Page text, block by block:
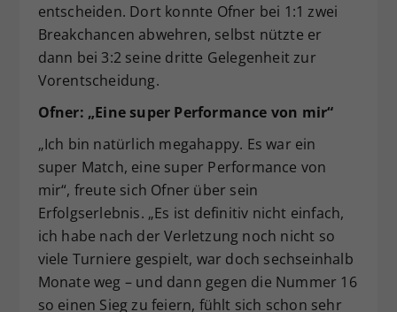
entscheiden. Dort konnte Ofner bei 1:1 zwei
Breakchancen abwehren, selbst nützte er
dann bei 3:2 seine dritte Gelegenheit zur
Vorentscheidung.
Ofner: „Eine super Performance von mir“
„Ich bin natürlich megahappy. Es war ein
super Match, eine super Performance von
mir“, freute sich Ofner über sein
Erfolgserlebnis. „Es ist definitiv nicht einfach,
ich habe nach der Verletzung noch nicht so
viele Turniere gespielt, war doch sechseinhalb
Monate weg – und dann gegen die Nummer 16
so einen Sieg zu feiern, fühlt sich schon sehr